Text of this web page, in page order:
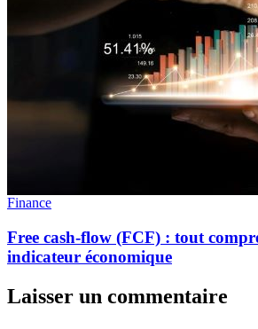
Finance
Free cash-flow (FCF) : tout
indicateur économique
Laisser un commentaire